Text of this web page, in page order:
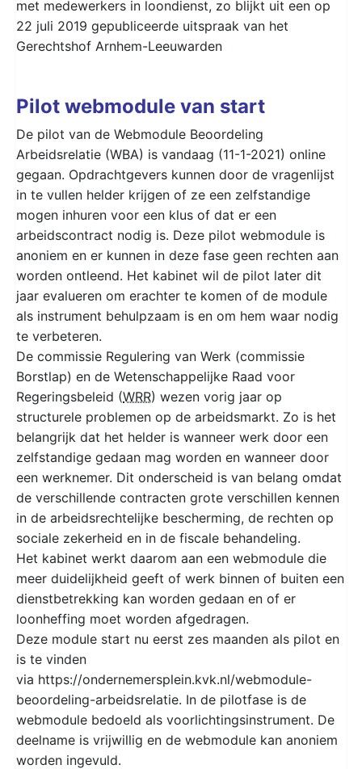
met medewerkers in loondienst, zo blijkt uit een op
22 juli 2019 gepubliceerde uitspraak van het
Gerechtshof Arnhem-Leeuwarden
Pilot webmodule van start
De pilot van de Webmodule Beoordeling
Arbeidsrelatie (WBA) is vandaag (11-1-2021) online
gegaan. Opdrachtgevers kunnen door de vragenlijst
in te vullen helder krijgen of ze een zelfstandige
mogen inhuren voor een klus of dat er een
arbeidscontract nodig is. Deze pilot webmodule is
anoniem en er kunnen in deze fase geen rechten aan
worden ontleend. Het kabinet wil de pilot later dit
jaar evalueren om erachter te komen of de module
als instrument behulpzaam is en om hem waar nodig
te verbeteren.
De commissie Regulering van Werk (commissie
Borstlap) en de Wetenschappelijke Raad voor
Regeringsbeleid (WRR) wezen vorig jaar op
structurele problemen op de arbeidsmarkt. Zo is het
belangrijk dat het helder is wanneer werk door een
zelfstandige gedaan mag worden en wanneer door
een werknemer. Dit onderscheid is van belang omdat
de verschillende contracten grote verschillen kennen
in de arbeidsrechtelijke bescherming, de rechten op
sociale zekerheid en in de fiscale behandeling.
Het kabinet werkt daarom aan een webmodule die
meer duidelijkheid geeft of werk binnen of buiten een
dienstbetrekking kan worden gedaan en of er
loonheffing moet worden afgedragen.
Deze module start nu eerst zes maanden als pilot en
is te vinden
via https://ondernemersplein.kvk.nl/webmodule-
beoordeling-arbeidsrelatie. In de pilotfase is de
webmodule bedoeld als voorlichtingsinstrument. De
deelname is vrijwillig en de webmodule kan anoniem
worden ingevuld.